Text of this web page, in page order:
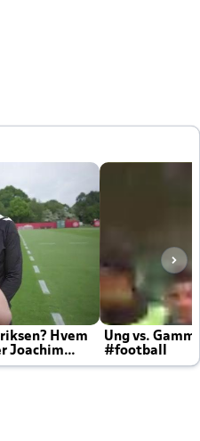
Hvem
Joachim
Ung vs.
#football